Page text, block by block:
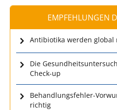
EMPFEHLUNGEN
Antibiotika werden
Die
Check-up
Behandlungsfehler-
richtig